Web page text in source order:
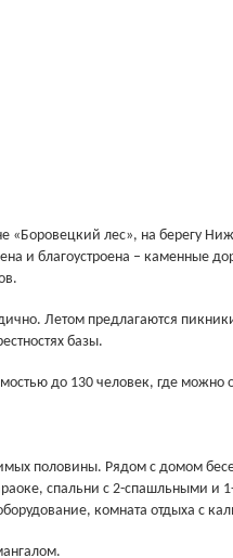
«Боровецкий лес», на берегу
и благоустроена – каменные
Летом предлагаются
базы.
до 130 человек, где
половины. Рядом с домом
спальни с 2-спашльными и
комната отдыха с